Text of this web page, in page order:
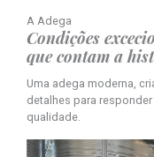
A Adega
Condições
que contam a
Uma adega moderna,
detalhes para
qualidade.